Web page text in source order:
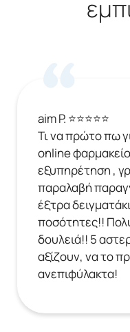
aim P. ⭐⭐⭐⭐⭐
Τι να πρώτο πω
online
εξυπηρέτηση ,
παραλαβή
έξτρα
ποσότητες!!
δουλειά!! 5
αξίζουν, να το
ανεπιφύλακτα!